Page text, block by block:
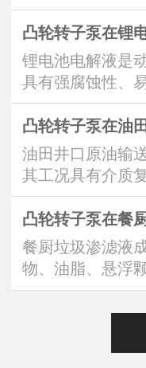
锂电池电解液是
具有强腐蚀性、
油田井口原油输
其工况具有介质
餐厨垃圾渗滤液
物、油脂、悬浮